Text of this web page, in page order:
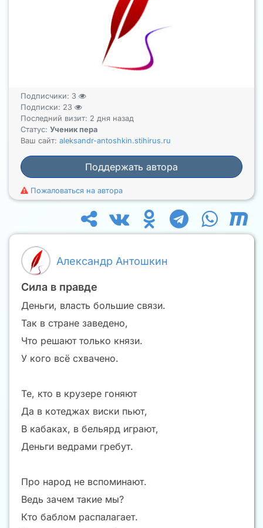
Подписчики: 3
Подписки: 23
Последний визит: 2 дня назад
Статус: Ученик пера
Ваш сайт: aleksandr-antoshkin.stihirus.ru
Поддержать автора
Пожаловаться на автора
Александр Антошкин
Сила в правде
Деньги, власть большие связи.
Так в стране заведено,
Что решают только князи.
У кого всё схвачено.
Те, кто в крузере гоняют
Да в котеджах виски пьют,
В кабаках, в бельярд играют,
Деньги ведрами гребут.
Про народ не вспоминают.
Ведь зачем такие мы?
Кто баблом распалагает.